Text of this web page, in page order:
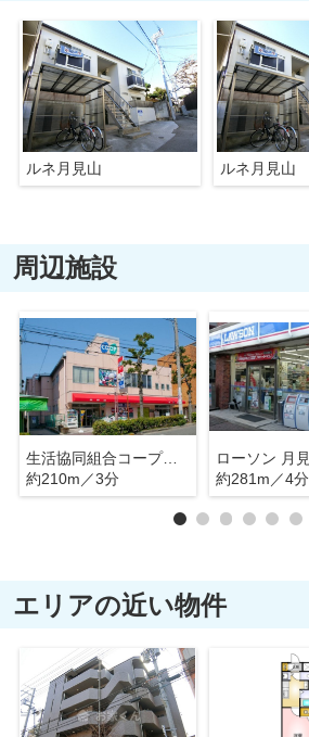
ルネ月見山 ルネ月見山
周辺施設
生活協同組合コープこうべ コープ須磨
約210m／3分
ローソン 月
約281m／4分
エリアの近い物件